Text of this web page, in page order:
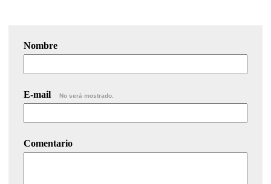
Nombre
E-mail No será mostrado.
Comentario